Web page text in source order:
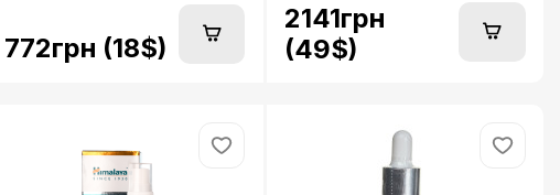
772грн (18$)
2141грн
(49$)